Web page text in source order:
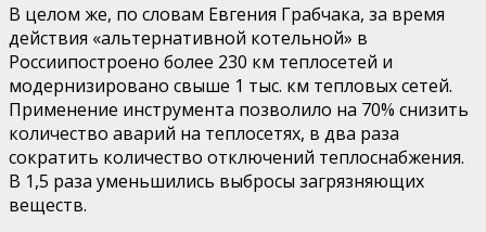
В целом же, по словам Евгения Грабчака, за время
действия «альтернативной котельной» в
Россиипостроено более 230 км теплосетей и
модернизировано свыше 1 тыс. км тепловых сетей.
Применение инструмента позволило на 70% снизить
количество аварий на теплосетях, в два раза
сократить количество отключений теплоснабжения.
В 1,5 раза уменьшились выбросы загрязняющих
веществ.